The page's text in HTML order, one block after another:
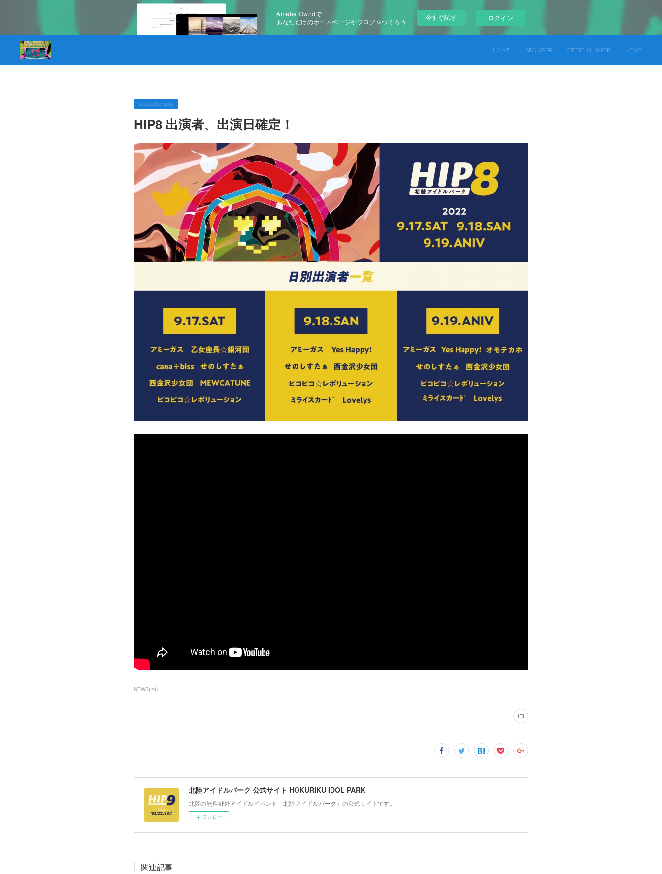
Ameba Owndで
あなただけのホームページやブログをつくろう
今すぐ試す ログイン
HOME SPONSOR OFFICIAL SHOP NEWS
2022.08.17 12:15
HIP8 出演者、出演日確定！
NEWS(28)
北陸アイドルパーク 公式サイト HOKURIKU IDOL PARK
北陸の無料野外アイドルイベント「北陸アイドルパーク」の公式サイトです。
フォロー
関連記事